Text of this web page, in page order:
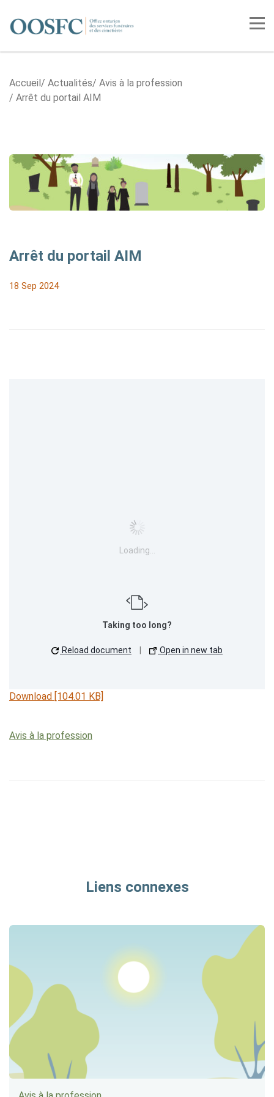
Accueil
Accueil Actualités
Avis à la profession
Arrêt du portail AIM
Arrêt du portail AIM
18 Sep 2024
Loading…
Taking too long?
Reload document Open in new tab
Download [104.01 KB]
Avis à la profession
Liens connexes